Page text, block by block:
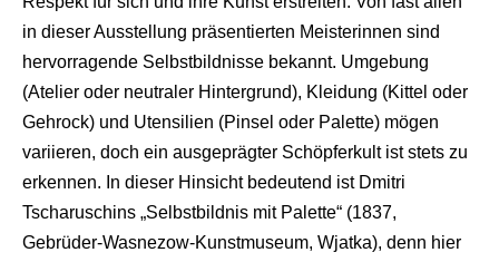
in dieser Ausstellung präsentierten Meisterinnen sind
hervorragende Selbstbildnisse bekannt. Umgebung
(Atelier oder neutraler Hintergrund), Kleidung (Kittel oder
Gehrock) und Utensilien (Pinsel oder Palette) mögen
variieren, doch ein ausgeprägter Schöpferkult ist stets zu
erkennen. In dieser Hinsicht bedeutend ist Dmitri
Tscharuschins „Selbstbildnis mit Palette“ (1837,
Gebrüder-Wasnezow-Kunstmuseum, Wjatka), denn hier